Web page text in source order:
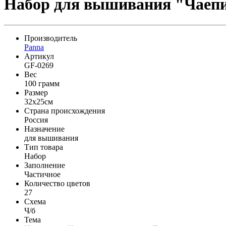
Набор для вышивания
Производитель
Panna
Артикул
GF-0269
Вес
100 грамм
Размер
32x25см
Страна происхождения
Россия
Назначение
для вышивания
Тип товара
Набор
Заполнение
Частичное
Количество цветов
27
Схема
Ч/б
Тема